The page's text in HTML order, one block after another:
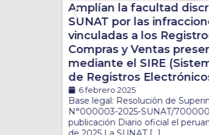
Amplían la facultad
SUNAT por las
vinculadas a los
Compras y Ventas
mediante el SIRE
de Registros
6 febrero 2025
Base legal: Resolución de
N°000003-2025-SUNAT/
publicación Diario oficial el